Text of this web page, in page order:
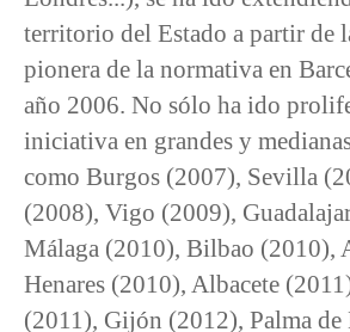
territorio del Estado a partir de
pionera de la normativa en
año 2006. No sólo ha ido
iniciativa en grandes y
como Burgos (2007), Sevilla
(2008), Vigo (2009),
Málaga (2010), Bilbao (2010),
Henares (2010), Albacete
(2011), Gijón (2012), Palma de